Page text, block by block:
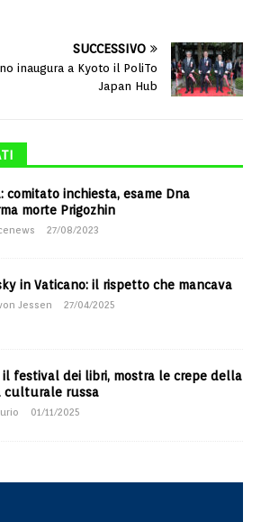
SUCCESSIVO
inaugura a Kyoto il PoliTo
Japan Hub
comitato inchiesta, esame Dna
morte Prigozhin
27/08/2023
in Vaticano: il rispetto che mancava
Jessen 27/04/2025
il festival dei libri, mostra le crepe della
culturale russa
01/11/2025